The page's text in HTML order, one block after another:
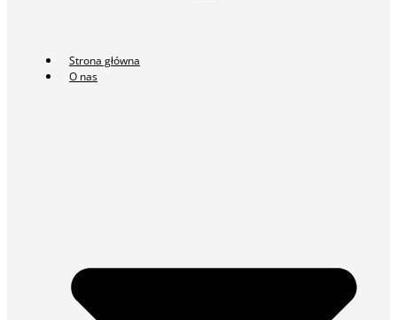
Strona główna
O nas